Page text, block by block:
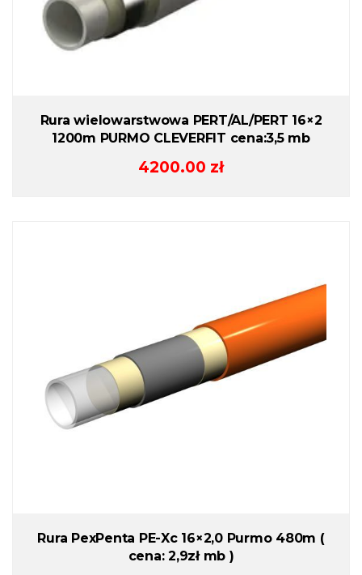
Rura wielowarstwowa PERT/AL/PERT 16×2
1200m PURMO CLEVERFIT cena:3,5 mb
4200.00 zł
Rura PexPenta PE-Xc 16×2,0 Purmo 480m (
cena: 2,9zł mb )